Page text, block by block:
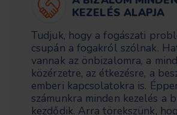
KEZELÉS ALAPJA
Tudjuk, hogy a fogászati
csupán a fogakról szólnak.
vannak az önbizalomra, a
közérzetre, az étkezésre, a
emberi kapcsolatokra is.
számunkra minden kezelés a
kezdődik. Arra törekszünk,